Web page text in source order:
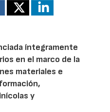
íntegramente
en el marco de la
materiales e
y